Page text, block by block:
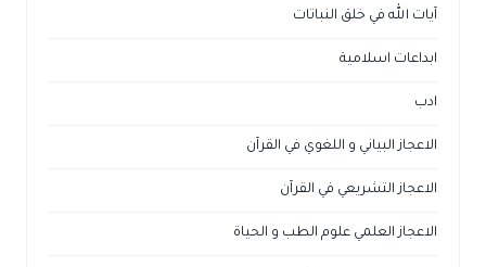
آيات الله في خلق النباتات
ابداعات اسلامية
ادب
الاعجاز البياني و اللغوي في القرآن
الاعجاز التشريعي في القرآن
الاعجاز العلمي علوم الطب و الحياة